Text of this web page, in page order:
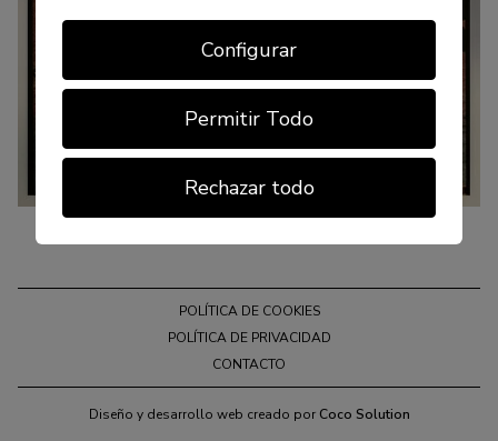
POLÍTICA DE COOKIES
POLÍTICA DE PRIVACIDAD
CONTACTO
Diseño y desarrollo web creado por Coco Solution
Configurar
Permitir Todo
Rechazar todo